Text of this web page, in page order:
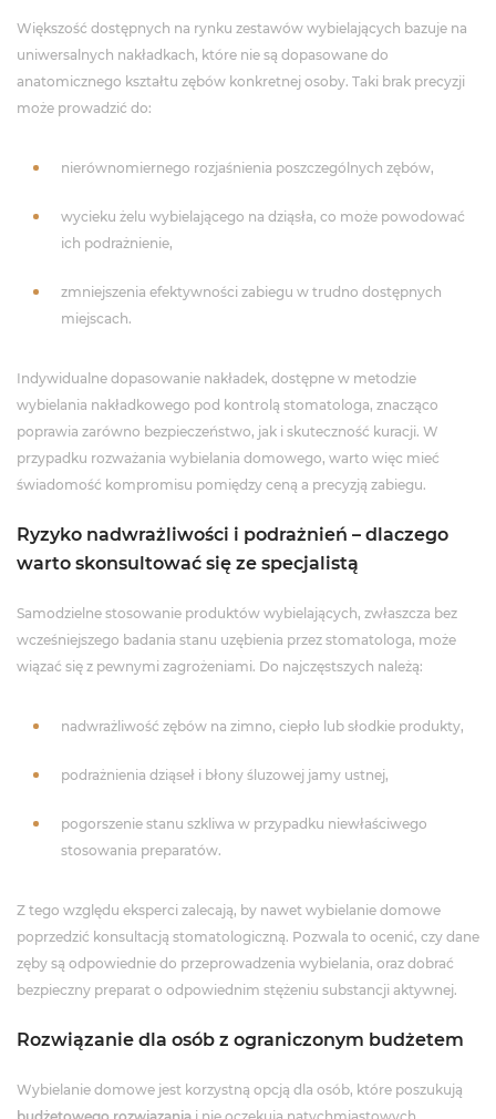
Większość dostępnych na rynku zestawów wybielających bazuje na
uniwersalnych nakładkach, które nie są dopasowane do
anatomicznego kształtu zębów konkretnej osoby. Taki brak precyzji
może prowadzić do:
nierównomiernego rozjaśnienia poszczególnych zębów,
wycieku żelu wybielającego na dziąsła, co może powodować
ich podrażnienie,
zmniejszenia efektywności zabiegu w trudno dostępnych
miejscach.
Indywidualne dopasowanie nakładek, dostępne w metodzie
wybielania nakładkowego pod kontrolą stomatologa, znacząco
poprawia zarówno bezpieczeństwo, jak i skuteczność kuracji. W
przypadku rozważania wybielania domowego, warto więc mieć
świadomość kompromisu pomiędzy ceną a precyzją zabiegu.
Ryzyko nadwrażliwości i podrażnień – dlaczego
warto skonsultować się ze specjalistą
Samodzielne stosowanie produktów wybielających, zwłaszcza bez
wcześniejszego badania stanu uzębienia przez stomatologa, może
wiązać się z pewnymi zagrożeniami. Do najczęstszych należą:
nadwrażliwość zębów na zimno, ciepło lub słodkie produkty,
podrażnienia dziąseł i błony śluzowej jamy ustnej,
pogorszenie stanu szkliwa w przypadku niewłaściwego
stosowania preparatów.
Z tego względu eksperci zalecają, by nawet wybielanie domowe
poprzedzić konsultacją stomatologiczną. Pozwala to ocenić, czy dane
zęby są odpowiednie do przeprowadzenia wybielania, oraz dobrać
bezpieczny preparat o odpowiednim stężeniu substancji aktywnej.
Rozwiązanie dla osób z ograniczonym budżetem
Wybielanie domowe jest korzystną opcją dla osób, które poszukują